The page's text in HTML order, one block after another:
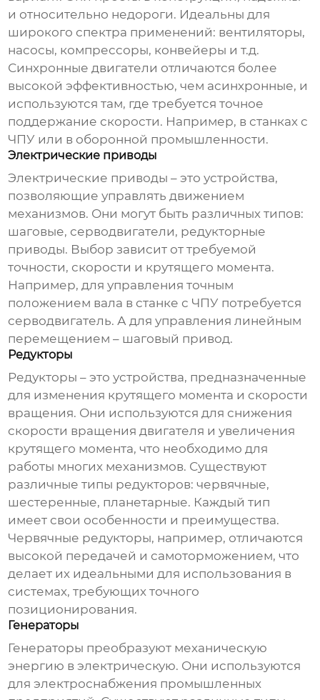
и относительно недороги. Идеальны для
широкого спектра применений: вентиляторы,
насосы, компрессоры, конвейеры и т.д.
Синхронные двигатели отличаются более
высокой эффективностью, чем асинхронные, и
используются там, где требуется точное
поддержание скорости. Например, в станках с
ЧПУ или в оборонной промышленности.
Электрические приводы
Электрические приводы – это устройства,
позволяющие управлять движением
механизмов. Они могут быть различных типов:
шаговые, серводвигатели, редукторные
приводы. Выбор зависит от требуемой
точности, скорости и крутящего момента.
Например, для управления точным
положением вала в станке с ЧПУ потребуется
серводвигатель. А для управления линейным
перемещением – шаговый привод.
Редукторы
Редукторы – это устройства, предназначенные
для изменения крутящего момента и скорости
вращения. Они используются для снижения
скорости вращения двигателя и увеличения
крутящего момента, что необходимо для
работы многих механизмов. Существуют
различные типы редукторов: червячные,
шестеренные, планетарные. Каждый тип
имеет свои особенности и преимущества.
Червячные редукторы, например, отличаются
высокой передачей и самоторможением, что
делает их идеальными для использования в
системах, требующих точного
позиционирования.
Генераторы
Генераторы преобразуют механическую
энергию в электрическую. Они используются
для электроснабжения промышленных